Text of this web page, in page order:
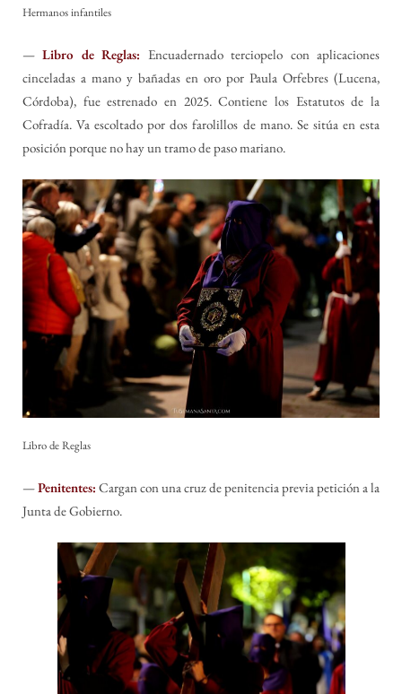
Hermanos infantiles
—Libro de Reglas: Encuadernado terciopelo con aplicaciones
cinceladas a mano y bañadas en oro por Paula Orfebres (Lucena,
Córdoba), fue estrenado en 2025. Contiene los Estatutos de la
Cofradía. Va escoltado por dos farolillos de mano. Se sitúa en esta
posición porque no hay un tramo de paso mariano.
Libro de Reglas
—Penitentes: Cargan con una cruz de penitencia previa petición a la
Junta de Gobierno.